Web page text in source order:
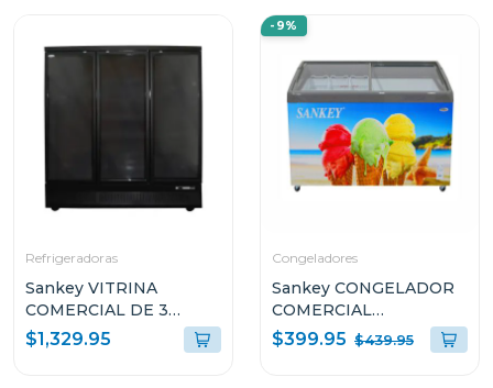
Refrigeradoras
Sankey VITRINA
COMERCIAL DE 3
PUERTAS 58.8P³
RFD60N91 COLOR
$1,329.95
-9%
Congeladores
Sankey CONGELADOR
COMERCIAL
HORIZONTAL DE 10.7P³
G1177
$399.95 $439.95